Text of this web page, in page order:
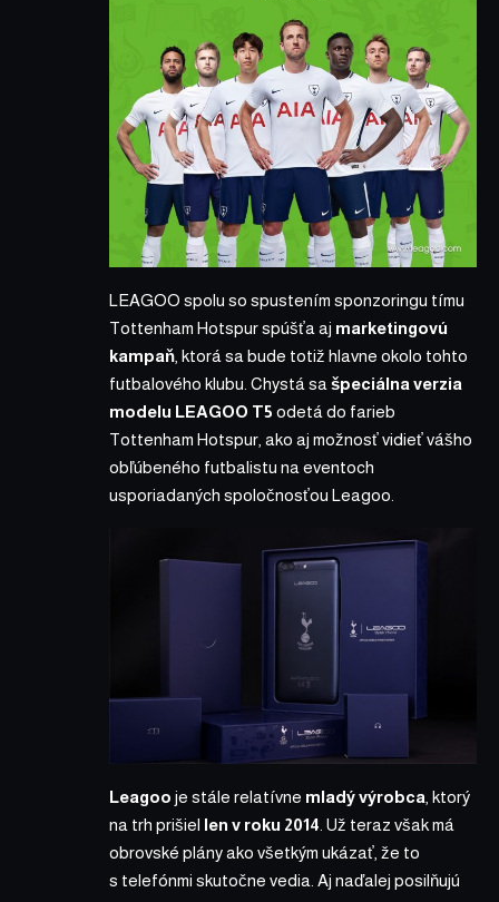
LEAGOO spolu so spustením sponzoringu tímu
Tottenham Hotspur spúšťa aj marketingovú
kampaň , ktorá sa bude totiž hlavne okolo tohto
futbalového klubu. Chystá sa špeciálna verzia
modelu LEAGOO T5 odetá do farieb
Tottenham Hotspur, ako aj možnosť vidieť vášho
obľúbeného futbalistu na eventoch
usporiadaných spoločnosťou Leagoo.
Leagoo je stále relatívne mladý výrobca, ktorý
na trh prišiel len v roku 2014. Už teraz však má
obrovské plány ako všetkým ukázať, že to
s telefónmi skutočne vedia. Aj naďalej posilňujú